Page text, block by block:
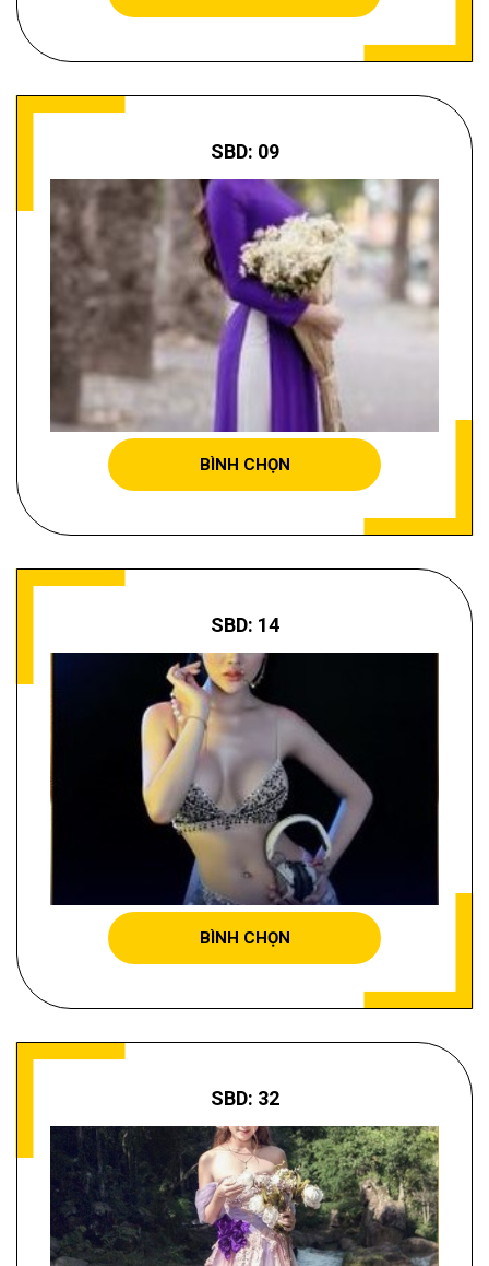
SBD: 09
TRẦN THỊ NGỌC
BÌNH CHỌN
SBD: 14
NGUYỄN THỊ NGỌC ÁNH
BÌNH CHỌN
SBD: 32